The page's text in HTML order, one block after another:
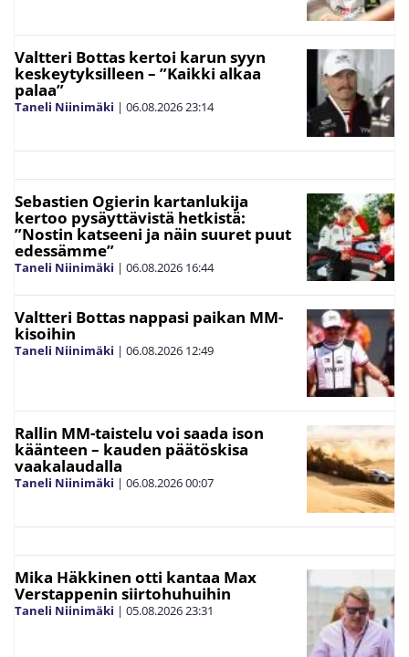
Valtteri Bottas kertoi karun syyn
keskeytyksilleen – ”Kaikki alkaa
palaa”
Taneli Niinimäki | 06.08.202623:14
Sebastien Ogierin kartanlukija
kertoo pysäyttävistä hetkistä:
”Nostin katseeni ja näin suuret puut
edessämme”
Taneli Niinimäki | 06.08.2026 16:44
Valtteri Bottas nappasi paikan MM-
kisoihin
Taneli Niinimäki | 06.08.2026 12:49
Rallin MM-taistelu voi saada ison
käänteen – kauden päätöskisa
vaakalaudalla
Taneli Niinimäki | 06.08.202600:07
Mika Häkkinen otti kantaa Max
Verstappenin siirtohuhuihin
Taneli Niinimäki | 05.08.202623:31